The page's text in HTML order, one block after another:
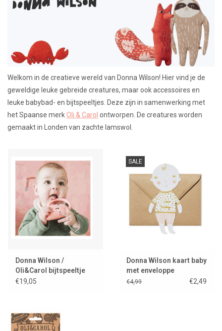
info
Merken
Welkom in de creatieve wereld van Donna Wilson! Hier vind je de
geweldige leuke gebreide creatures, maar ook accessoires en
leuke babybad- en bijtspeeltjes. Deze zijn in samenwerking met
het Spaanse merkOli & Carol ontworpen. De creatures worden
gemaakt in Londen van zachte lamswol.
Donna Wilson /
Oli&Carol bijtspeeltje
Ginge cat
€19,05
SALE
Donna Wilson kaart baby
met enveloppe
€4,99 €2,49